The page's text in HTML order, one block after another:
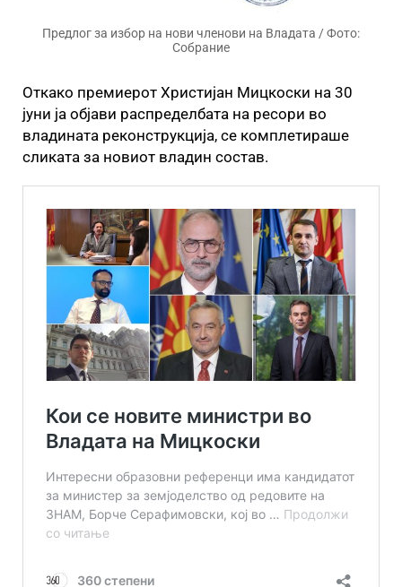
Предлог за избор на нови членови на Владата / Фото:
Собрание
Откако премиерот Христијан Мицкоски на 30
јуни ја објави распределбата на ресори во
владината реконструкција, се комплетираше
сликата за новиот владин состав.